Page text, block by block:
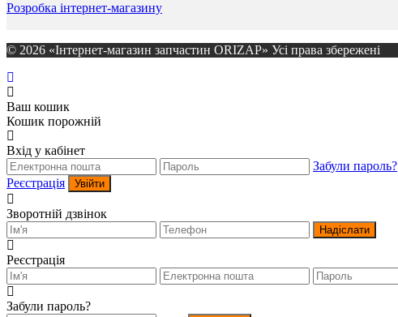
Розробка інтернет-магазину
© 2026 «Інтернет-магазин запчастин ORIZAP» Усі права збережені
Ваш кошик
Кошик порожній
Вхід у кабінет
Забули пароль?
Реєстрація
Увійти
Зворотній дзвінок
Надіслати
Реєстрація
Забули пароль?